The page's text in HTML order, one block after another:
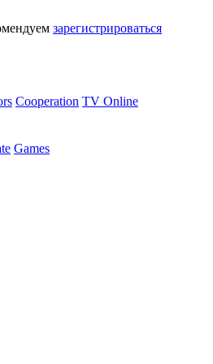
зарегистрироваться
Cooperation TV Online
Games